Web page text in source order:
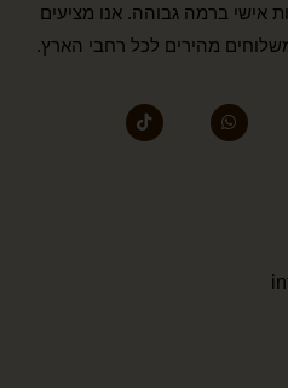
אישי ברמה גבוהה. אנו מציעים
מהירים לכל רחבי הארץ.